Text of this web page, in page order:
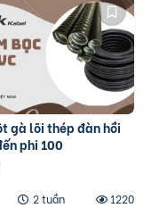
gà lõi thép đàn hồi
phi 100
2 tuần
1220